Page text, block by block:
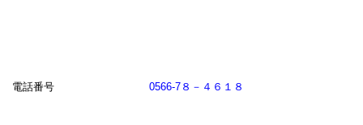
電話番号 0566-7８－４６１８